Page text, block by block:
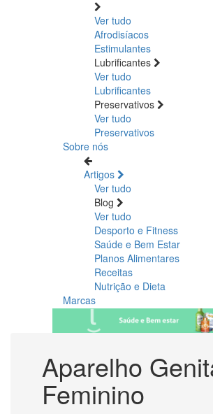
Ver tudo
Afrodisíacos
Estimulantes
Lubrificantes
Ver tudo
Lubrificantes
Preservativos
Ver tudo
Preservativos
Sobre nós
Artigos
Ver tudo
Blog
Ver tudo
Desporto e Fitness
Saúde e Bem Estar
Planos Alimentares
Receitas
Nutrição e Dieta
Marcas
Aparelho
Feminino